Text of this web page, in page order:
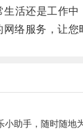
还是工作中
络服务，让您
助手，随时随地